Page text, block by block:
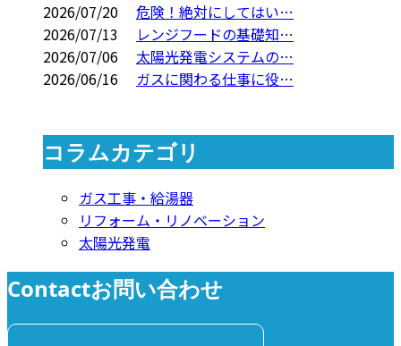
2026/07/20
危険！絶対にしてはい…
2026/07/13
レンジフードの基礎知…
2026/07/06
太陽光発電システムの…
2026/06/16
ガスに関わる仕事に役…
コラムカテゴリ
ガス工事・給湯器
リフォーム・リノベーション
太陽光発電
Contactお問い合わせ